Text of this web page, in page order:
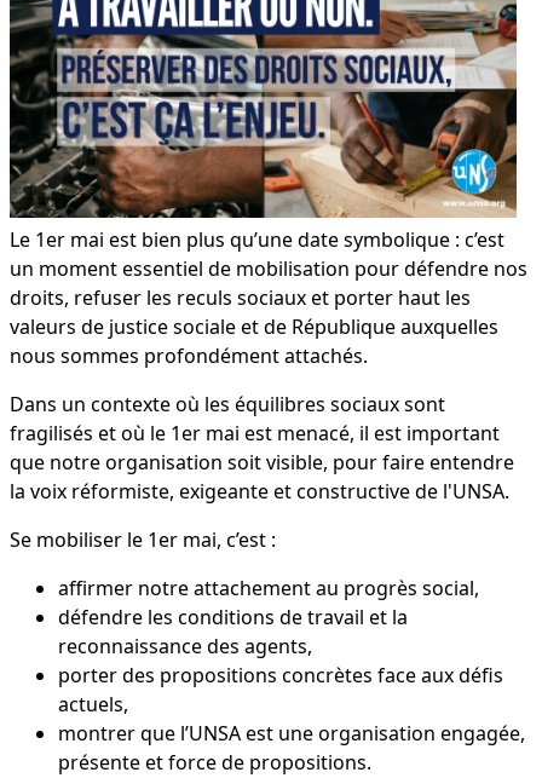
Le 1er mai est bien plus qu’une date symbolique : c’est
un moment essentiel de mobilisation pour défendre nos
droits, refuser les reculs sociaux et porter haut les
valeurs de justice sociale et de République auxquelles
nous sommes profondément attachés.
Dans un contexte où les équilibres sociaux sont
fragilisés et où le 1er mai est menacé, il est important
que notre organisation soit visible, pour faire entendre
la voix réformiste, exigeante et constructive de l'UNSA.
Se mobiliser le 1er mai, c’est :
affirmer notre attachement au progrès social,
défendre les conditions de travail et la
reconnaissance des agents,
porter des propositions concrètes face aux défis
actuels,
montrer que l’UNSA est une organisation engagée,
présente et force de propositions.